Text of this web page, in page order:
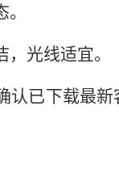
光线适宜。
已下载最新